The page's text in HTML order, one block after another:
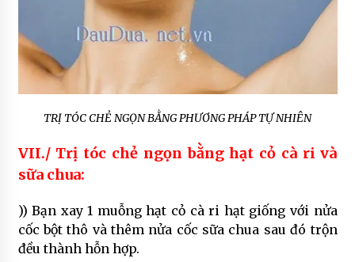
TRỊ TÓC CHẺ NGỌN BẰNG PHƯƠNG PHÁP TỰ NHIÊN
VII./ Trị tóc chẻ ngọn bằng hạt cỏ cà ri và
sữa chua:
)) Bạn xay 1 muỗng hạt cỏ cà ri hạt giống với nửa
cốc bột thô và thêm nửa cốc sữa chua sau đó trộn
đều thành hỗn hợp.